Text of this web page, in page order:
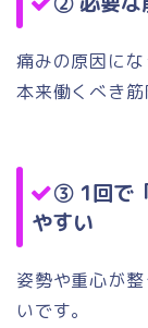
痛みの原因にな
本来働くべき筋
③ 1回で
やすい
姿勢や重心が
いです。